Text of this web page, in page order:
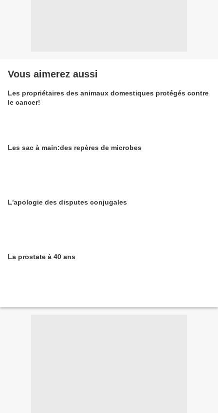
Vous aimerez aussi
Les propriétaires des animaux domestiques protégés contre
le cancer!
Les sac à main:des repères de microbes
L'apologie des disputes conjugales
La prostate à 40 ans